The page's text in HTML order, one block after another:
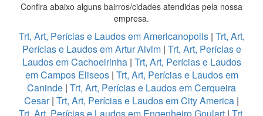
Confira abaixo alguns bairros/cidades atendidas pela nossa
empresa.
Trt, Art, Perícias e Laudos em Americanopolis | Trt, Art,
Perícias e Laudos em Artur Alvim | Trt, Art, Perícias e
Laudos em Cachoeirinha| Trt, Art, Perícias e Laudos
em Campos Eliseos | Trt, Art, Perícias e Laudos em
Caninde | Trt, Art, Perícias e Laudos em Cerqueira
Cesar| Trt, Art, Perícias e Laudos em City America |